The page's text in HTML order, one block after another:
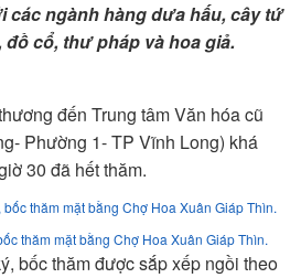
các ngành hàng dưa hấu, cây tứ
cổ, thư pháp và hoa giả.
đến Trung tâm Văn hóa cũ
Phường 1- TP Vĩnh Long) khá
30 đã hết thăm.
thăm mặt bằng Chợ Hoa Xuân Giáp Thìn.
bốc thăm được sắp xếp ngồi theo